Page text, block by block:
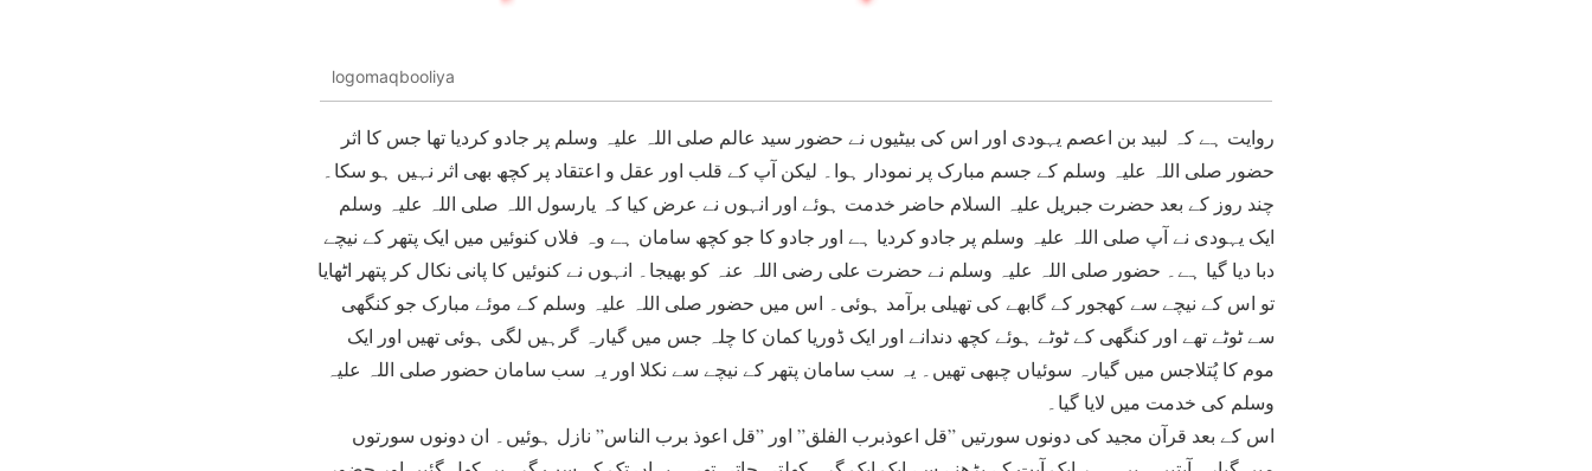
logomaqbooliya
روایت ہے کہ لبید بن اعصم یہودی اور اس کی بیٹیوں نے حضور سید عالم صلی اللہ علیہ وسلم پر جادو کردیا تھا جس کا اثر
حضور صلی اللہ علیہ وسلم کے جسم مبارک پر نمودار ہوا۔ لیکن آپ کے قلب اور عقل و اعتقاد پر کچھ بھی اثر نہیں ہو سکا۔
چند روز کے بعد حضرت جبریل علیہ السلام حاضر خدمت ہوئے اور انہوں نے عرض کیا کہ یارسول اللہ صلی اللہ علیہ وسلم
ایک یہودی نے آپ صلی اللہ علیہ وسلم پر جادو کردیا ہے اور جادو کا جو کچھ سامان ہے وہ فلاں کنوئیں میں ایک پتھر کے نیچے
دبا دیا گیا ہے۔ حضور صلی اللہ علیہ وسلم نے حضرت علی رضی اللہ عنہ کو بھیجا۔ انہوں نے کنوئیں کا پانی نکال کر پتھر اٹھایا
تو اس کے نیچے سے کھجور کے گابھے کی تھیلی برآمد ہوئی۔ اس میں حضور صلی اللہ علیہ وسلم کے موئے مبارک جو کنگھی
سے ٹوٹے تھے اور کنگھی کے ٹوٹے ہوئے کچھ دندانے اور ایک ڈوریا کمان کا چلہ جس میں گیارہ گرہیں لگی ہوئی تھیں اور ایک
موم کا پُتلاجس میں گیارہ سوئیاں چبھی تھیں۔ یہ سب سامان پتھر کے نیچے سے نکلا اور یہ سب سامان حضور صلی اللہ علیہ
وسلم کی خدمت میں لایا گیا۔
اس کے بعد قرآن مجید کی دونوں سورتیں ”قل اعوذبرب الفلق” اور ”قل اعوذ برب الناس” نازل ہوئیں۔ ان دونوں سورتوں